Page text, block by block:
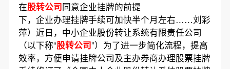
在股转公司同意企业挂牌的前提
下，企业办理挂牌手续可加快半个月左右……刘彩
萍）近日，中小企业股份转让系统有限责任公司
（以下称“股转公司”）为了进一步简化流程，提高
效率，方便申请挂牌公司及主办券商办理股票挂牌